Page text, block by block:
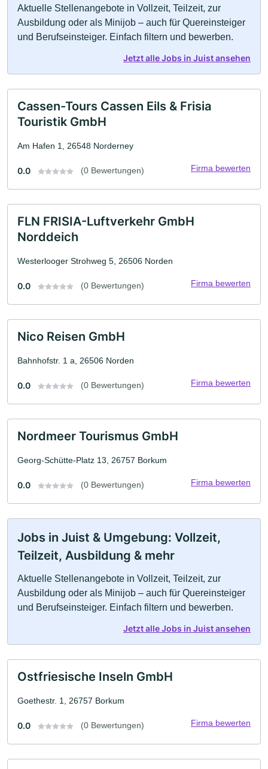
Aktuelle Stellenangebote in Vollzeit, Teilzeit, zur
Ausbildung oder als Minijob – auch für Quereinsteiger
und Berufseinsteiger. Einfach filtern und bewerben.
Jetzt alle Jobs in Juist ansehen
Cassen-Tours Cassen Eils & Frisia
Touristik GmbH
Am Hafen 1, 26548 Norderney
0.0 (0 Bewertungen) Firma bewerten
FLN FRISIA-Luftverkehr GmbH
Norddeich
Westerlooger Strohweg 5, 26506 Norden
0.0 (0 Bewertungen) Firma bewerten
Nico Reisen GmbH
Bahnhofstr. 1 a, 26506 Norden
0.0 (0 Bewertungen) Firma bewerten
Nordmeer Tourismus GmbH
Georg-Schütte-Platz 13, 26757 Borkum
0.0 (0 Bewertungen) Firma bewerten
Jobs in Juist & Umgebung: Vollzeit,
Teilzeit, Ausbildung & mehr
Aktuelle Stellenangebote in Vollzeit, Teilzeit, zur
Ausbildung oder als Minijob – auch für Quereinsteiger
und Berufseinsteiger. Einfach filtern und bewerben.
Jetzt alle Jobs in Juist ansehen
Ostfriesische Inseln GmbH
Goethestr. 1, 26757 Borkum
0.0 (0 Bewertungen) Firma bewerten